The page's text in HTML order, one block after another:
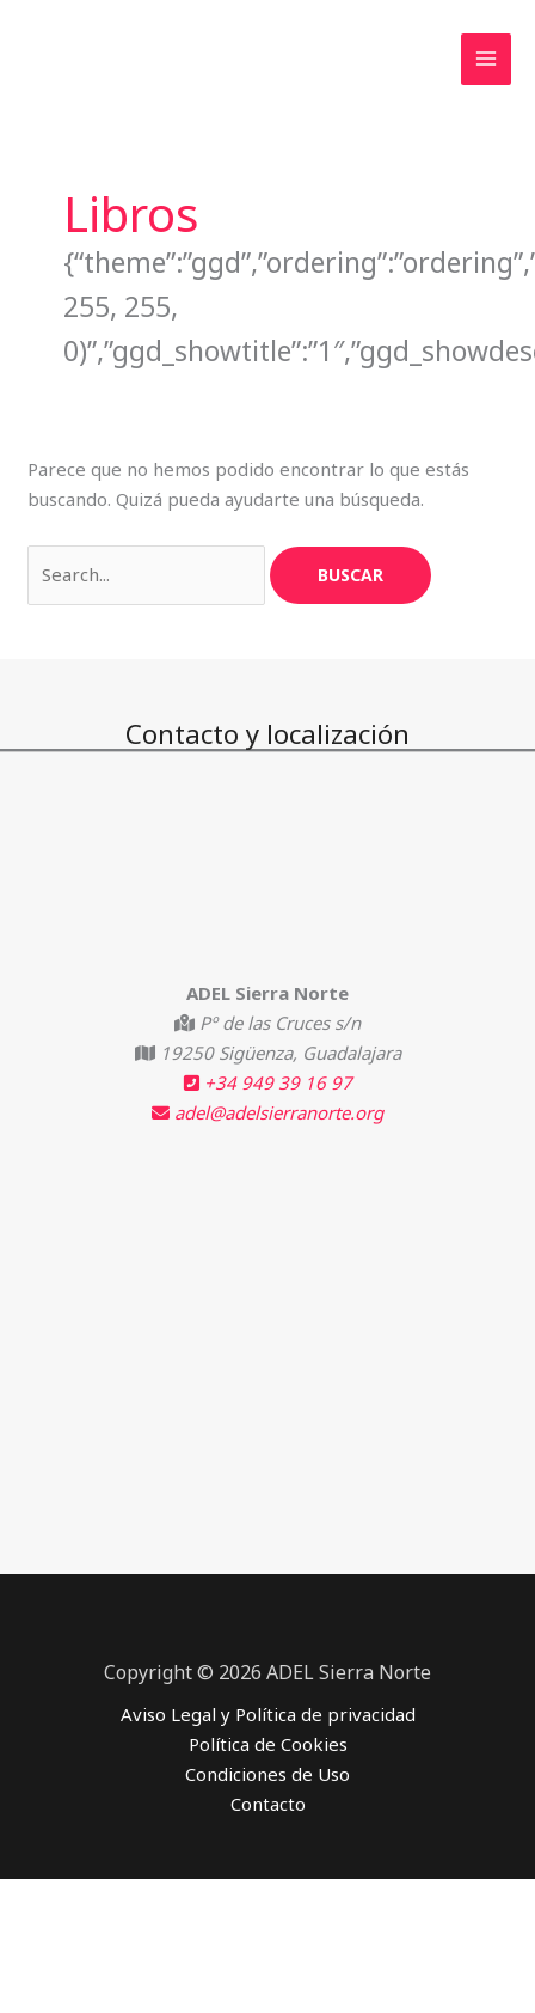
Libros
255, 255,
Parece que no hemos podido encontrar lo que estás
buscando. Quizá pueda ayudarte una búsqueda.
Contacto y localización
ADEL Sierra Norte
Pº de las Cruces s/n
19250 Sigüenza, Guadalajara
+34 949 39 16 97
adel@adelsierranorte.org
Copyright © 2026 ADEL Sierra Norte
Aviso Legal y Política de privacidad
Política de Cookies
Condiciones de Uso
Contacto